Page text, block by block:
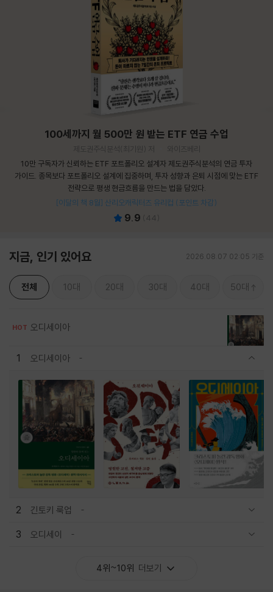
100세까지 월 500만 원 받는 ETF 연금 수업
제도권주식분석(최기원) 저
와이즈베리
10만 구독자가 신뢰하는 ETF 포트폴리오 설계자 제도권주식분석의 연금 투자
가이드. 종목보다 포트폴리오 설계에 집중하며, 투자 성향과 은퇴 시점에 맞는 ETF
전략으로 평생 현금흐름을 만드는 법을 담았다.
[이달의 책 8월] 산리오캐릭터즈 유리컵 (포인트 차감)
9.9 44
지금, 인기 있어요 2026.08.07 02:05 기준
전체 10대 20대 30대 40대 50대
HOT 오디세이아
1 오디세이아
2 긴토키 룩업
3 오디세이
4위~10위 더보기